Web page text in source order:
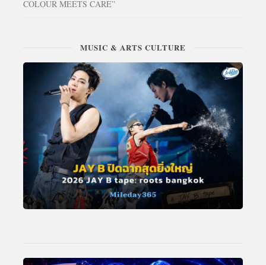
COLOUR MEETS CARE”
MUSIC & ARTS CULTURE